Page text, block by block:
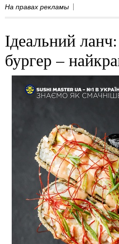
На правах рекламы
Ідеальний
бургер –